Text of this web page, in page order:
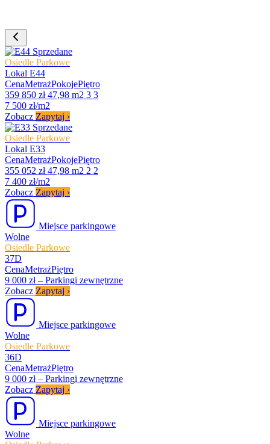
Sprzedane
Osiedle Parkowe
Lokal E44
CenaMetrażPokojePiętro
359 850 zł 47,98 m2 3 3
7 500 zł/m2
Zobacz Zapytaj ›
Sprzedane
Osiedle Parkowe
Lokal E33
CenaMetrażPokojePiętro
355 052 zł 47,98 m2 2 2
7 400 zł/m2
Zobacz Zapytaj ›
Miejsce parkingowe
Wolne
Osiedle Parkowe
37D
CenaMetrażPiętro
9 000 zł – Parkingi zewnętrzne
Zobacz Zapytaj ›
Miejsce parkingowe
Wolne
Osiedle Parkowe
36D
CenaMetrażPiętro
9 000 zł – Parkingi zewnętrzne
Zobacz Zapytaj ›
Miejsce parkingowe
Wolne